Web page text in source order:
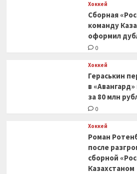
Хоккей
Сборная
команду
оформил
0
Хоккей
Гераськин
в
за 80 млн
0
Хоккей
Роман
после
сборной
Казахстаном